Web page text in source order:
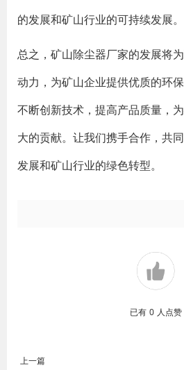
的发展和矿山行业的可持续发展。
总之，矿山除尘器厂家的发展将
动力，为矿山企业提供优质的环
不断创新技术，提高产品质量，
大的贡献。让我们携手合作，共
发展和矿山行业的绿色转型。
已有 0 人点赞
上一篇